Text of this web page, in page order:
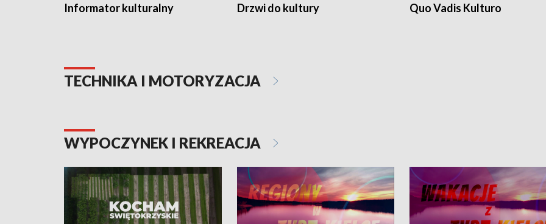
Informator kulturalny Drzwi do kultury Quo Vadis Kulturo
TECHNIKA I MOTORYZACJA
WYPOCZYNEK I REKREACJA